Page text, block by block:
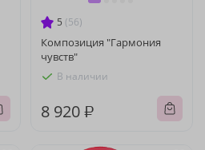
5 (56)
Композиция "Гармония
чувств"
В наличии
8 920 ₽